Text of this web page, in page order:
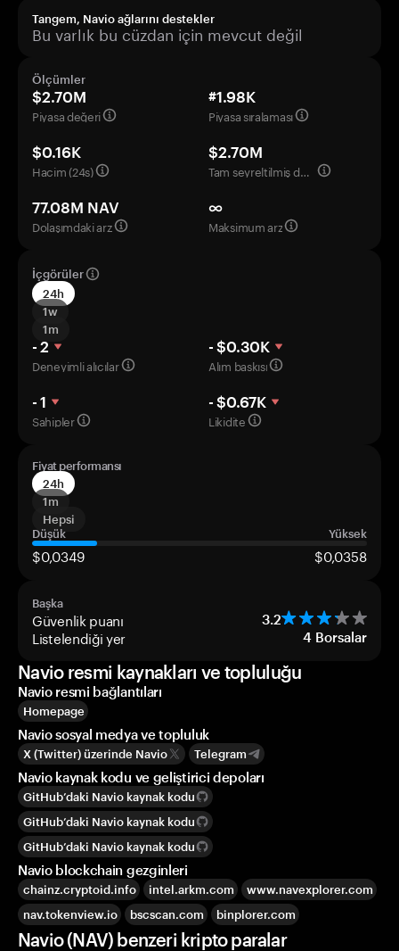
Tangem, Navio ağlarını destekler
Bu varlık bu cüzdan için mevcut değil
Ölçümler
$2.70M
Piyasa değeri
#1.98K
Piyasa sıralaması
$0.16K
Hacim (24s)
$2.70M
Tam seyreltilmiş değerleme
77.08M NAV
Dolaşımdaki arz
∞
Maksimum arz
İçgörüler
24h
1w
1m
- 2
Deneyimli alıcılar
- $0.30K
Alım baskısı
- 1
Sahipler
- $0.67K
Likidite
Fiyat performansı
24h
1m
Hepsi
Düşük
Yüksek
$0,0349 $0,0358
Başka
Güvenlik puanı 3.2
Listelendiği yer 4 Borsalar
Navio resmi kaynakları ve topluluğu
Navio resmi bağlantıları
Homepage
Navio sosyal medya ve topluluk
X (Twitter) üzerinde Navio Telegram
Navio kaynak kodu ve geliştirici depoları
GitHub’daki Navio kaynak kodu
GitHub’daki Navio kaynak kodu
GitHub’daki Navio kaynak kodu
Navio blockchain gezginleri
chainz.cryptoid.info intel.arkm.com
www.navexplorer.com
nav.tokenview.io
bscscan.com binplorer.com
Navio (NAV) benzeri kripto paralar